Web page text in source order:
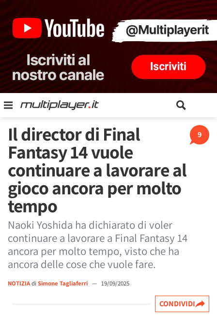
9
Il director di Final
Fantasy 14 vuole
continuare a lavorare al
gioco ancora per molto
tempo
Naoki Yoshida ha dichiarato di voler
continuare a lavorare a Final Fantasy 14
ancora per molto tempo, visto che ha
ancora delle cose che vuole fare.
NOTIZIAdi Simone Tagliaferri — 19/09/2025
CONDIVIDI